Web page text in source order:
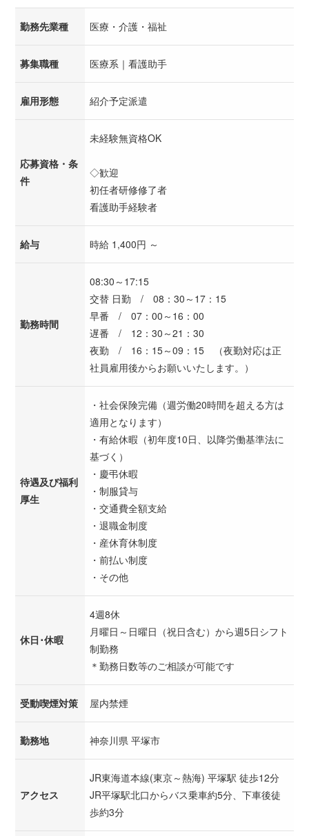
勤務先業種 医療・介護・福祉
募集職種 医療系｜看護助手
雇用形態 紹介予定派遣
応募資格・条
件
未経験無資格OK
◇歓迎
初任者研修修了者
看護助手経験者
給与 時給 1,400円 ～
勤務時間
08:30～17:15
交替 日勤 / 08：30～17：15
早番 / 07：00～16：00
遅番 / 12：30～21：30
夜勤 / 16：15～09：15 （夜勤対応は正
社員雇用後からお願いいたします。）
待遇及び福利
厚生
・社会保険完備（週労働20時間を超える方は
適用となります）
・有給休暇（初年度10日、以降労働基準法に
基づく）
・慶弔休暇
・制服貸与
・交通費全額支給
・退職金制度
・産休育休制度
・前払い制度
・その他
休日･休暇
4週8休
月曜日～日曜日（祝日含む）から週5日シフト
制勤務
＊勤務日数等のご相談が可能です
受動喫煙対策 屋内禁煙
勤務地 神奈川県 平塚市
アクセス
JR東海道本線(東京～熱海) 平塚駅 徒歩12分
JR平塚駅北口からバス乗車約5分、下車後徒
歩約3分